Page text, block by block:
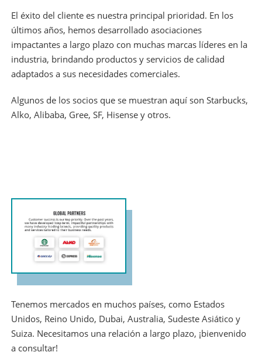
El éxito del cliente es nuestra principal prioridad. En los
últimos años, hemos desarrollado asociaciones
impactantes a largo plazo con muchas marcas líderes en la
industria, brindando productos y servicios de calidad
adaptados a sus necesidades comerciales.
Algunos de los socios que se muestran aquí son Starbucks,
Alko, Alibaba, Gree, SF, Hisense y otros.
Tenemos mercados en muchos países, como Estados
Unidos, Reino Unido, Dubai, Australia, Sudeste Asiático y
Suiza. Necesitamos una relación a largo plazo, ¡bienvenido
a consultar!